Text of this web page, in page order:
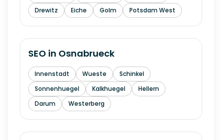
Drewitz
Eiche Golm Potsdam West
SEO in Osnabrueck
Innenstadt Wueste
Schinkel
Sonnenhuegel
Kalkhuegel
Hellern
Darum
Westerberg